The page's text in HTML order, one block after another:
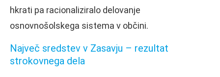
hkrati pa racionaliziralo delovanje
osnovnošolskega sistema v občini.
Največ sredstev v Zasavju – rezultat
strokovnega dela